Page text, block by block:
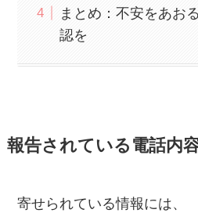
まとめ：不安をあお
認を
報告されている電話内
寄せられている情報には、